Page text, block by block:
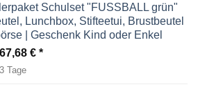
Schulset "FUSSBALL grün"
Lunchbox, Stifteetui, Brustbeutel
| Geschenk Kind oder Enkel
Ursprünglicher
Preis
67,68 € Aktueller
Tage